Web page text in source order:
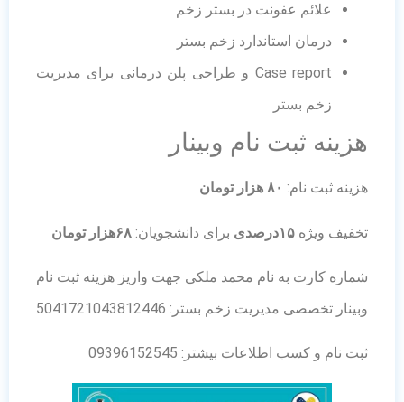
علائم عفونت در بستر زخم‌
درمان استاندارد زخم بستر
‏Case report و طراحی پلن درمانی برای مدیریت
زخم بستر
هزینه ثبت نام وبینار
هزینه ثبت نام: ۸۰ هزار تومان
تخفیف ویژه ۱۵درصدی برای دانشجویان: ۶۸هزار تومان
شماره کارت به نام محمد ملکی جهت واریز هزینه ثبت نام
وبینار تخصصی مدیریت زخم بستر: 5041721043812446
ثبت نام و کسب اطلاعات بیشتر: 09396152545